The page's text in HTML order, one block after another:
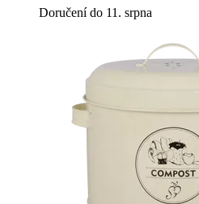
Doručení do 11. srpna